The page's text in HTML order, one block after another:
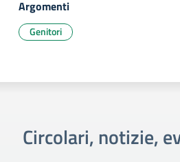
Argomenti
Genitori
Circolari, notizie,